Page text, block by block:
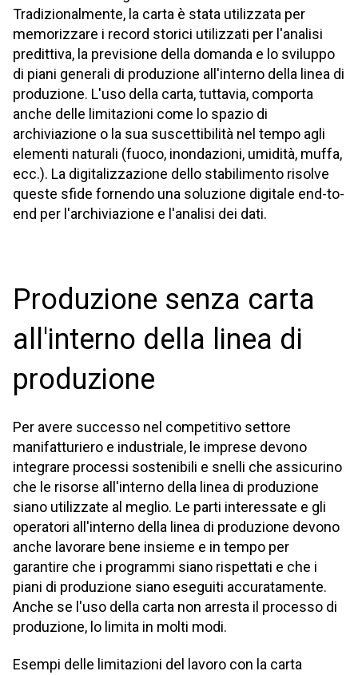
Tradizionalmente, la carta è stata utilizzata per
memorizzare i record storici utilizzati per l'analisi
predittiva, la previsione della domanda e lo sviluppo
di piani generali di produzione all'interno della linea di
produzione. L'uso della carta, tuttavia, comporta
anche delle limitazioni come lo spazio di
archiviazione o la sua suscettibilità nel tempo agli
elementi naturali (fuoco, inondazioni, umidità, muffa,
ecc.). La digitalizzazione dello stabilimento risolve
queste sfide fornendo una soluzione digitale end-to-
end per l'archiviazione e l'analisi dei dati.
Produzione senza carta
all'interno della linea di
produzione
Per avere successo nel competitivo settore
manifatturiero e industriale, le imprese devono
integrare processi sostenibili e snelli che assicurino
che le risorse all'interno della linea di produzione
siano utilizzate al meglio. Le parti interessate e gli
operatori all'interno della linea di produzione devono
anche lavorare bene insieme e in tempo per
garantire che i programmi siano rispettati e che i
piani di produzione siano eseguiti accuratamente.
Anche se l'uso della carta non arresta il processo di
produzione, lo limita in molti modi.
Esempi delle limitazioni del lavoro con la carta